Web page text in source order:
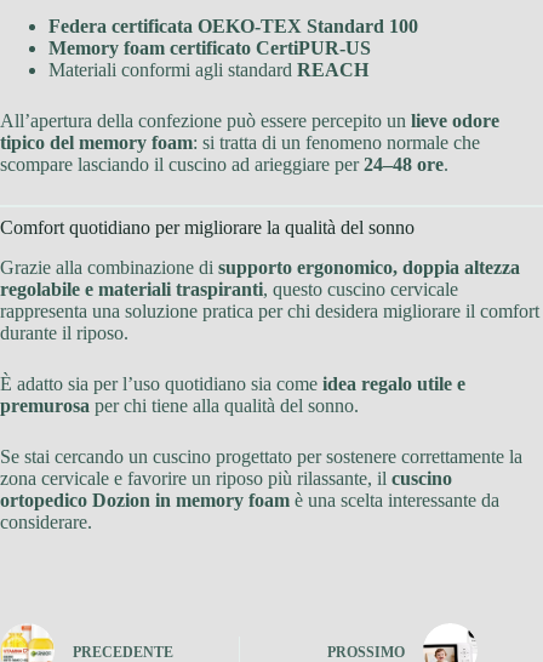
Federa certificata OEKO-TEX Standard 100
Memory foam certificato CertiPUR-US
Materiali conformi agli standard REACH
All’apertura della confezione può essere percepito un lieve odore
tipico del memory foam: si tratta di un fenomeno normale che
scompare lasciando il cuscino ad arieggiare per24–48 ore.
Comfort quotidiano per migliorare la qualità del sonno
Grazie alla combinazione di supporto ergonomico, doppia altezza
regolabile e materiali traspiranti, questo cuscino cervicale
rappresenta una soluzione pratica per chi desidera migliorare il comfort
durante il riposo.
È adatto sia per l’uso quotidiano sia come idea regalo utile e
premurosa per chi tiene alla qualità del sonno.
Se stai cercando un cuscino progettato per sostenere correttamente la
zona cervicale e favorire un riposo più rilassante, il cuscino
ortopedico Dozion in memory foam è una scelta interessante da
considerare.
PRECEDENTE PROSSIMO